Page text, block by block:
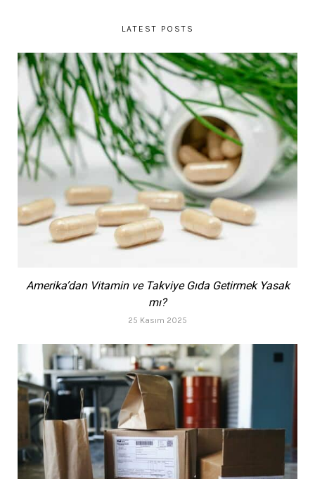
LATEST POSTS
Amerika’dan Vitamin ve Takviye Gıda Getirmek Yasak
mı?
25 Kasım 2025